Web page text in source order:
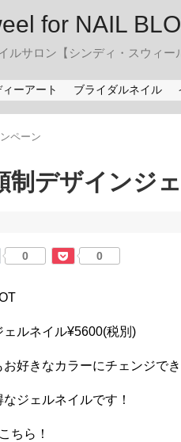
for NAIL
ルサロン【シンディ・スウィ
ーアート ブライダルネイル
ペーン
デザインジ
0 0
ルネイル¥5600(税別)
好きなカラーにチェンジで
ジェルネイルです！
ちら！